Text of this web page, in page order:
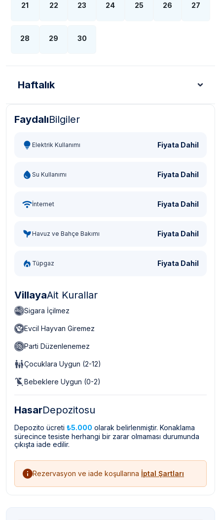
21 22 23 24 25 26 27
28 29 30
Haftalık
Türk Lirası - TL
FaydalıBilgiler
Elektrik Kullanımı Fiyata Dahil
Su Kullanımı Fiyata Dahil
İnternet Fiyata Dahil
Havuz ve Bahçe Bakımı Fiyata Dahil
Tüpgaz Fiyata Dahil
VillayaAit Kurallar
Sigara İçilmez
Evcil Hayvan Giremez
Parti Düzenlenemez
Çocuklara Uygun (2-12)
Bebeklere Uygun (0-2)
HasarDepozitosu
Depozito ücreti ₺5.000 olarak belirlenmiştir. Konaklama
sürecince tesiste herhangi bir zarar olmaması durumunda
çıkışta iade edilir.
Rezervasyon ve iade koşullarına İptal Şartları